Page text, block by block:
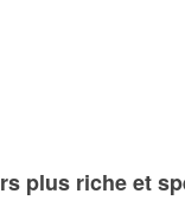
plus riche et